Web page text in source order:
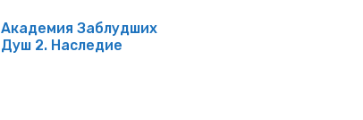
Академия Заблудших
Душ 2. Наследие